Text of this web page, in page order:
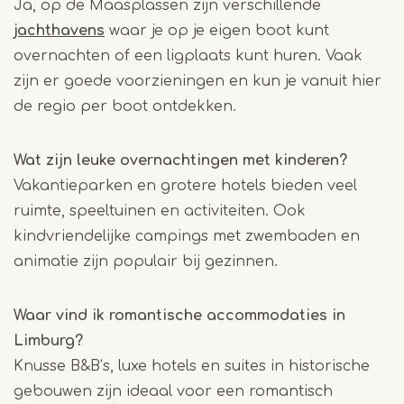
Ja, op de Maasplassen zijn verschillende
jachthavens waar je op je eigen boot kunt
overnachten of een ligplaats kunt huren. Vaak
zijn er goede voorzieningen en kun je vanuit hier
de regio per boot ontdekken.
Wat zijn leuke overnachtingen met kinderen?
Vakantieparken en grotere hotels bieden veel
ruimte, speeltuinen en activiteiten. Ook
kindvriendelijke campings met zwembaden en
animatie zijn populair bij gezinnen.
Waar vind ik romantische accommodaties in
Limburg?
Knusse B&B’s, luxe hotels en suites in historische
gebouwen zijn ideaal voor een romantisch